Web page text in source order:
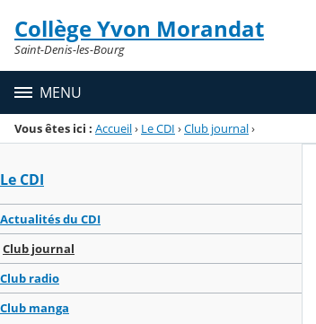
Menu de la rubrique
Contenu
Collège Yvon Morandat
Saint-Denis-les-Bourg
MENU
Vous êtes ici : Accueil› Le CDI ›Club journal›
Le CDI
Actualités du CDI
Club journal
Club radio
Club manga